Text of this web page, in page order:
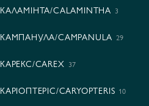
КАЛАМІНТА/CALAMINTHA 3
КАМПАНУЛА/CAMPANULA 29
КАРЕКС/CAREX 37
КАРІОПТЕРІС/CARYOPTERIS 10